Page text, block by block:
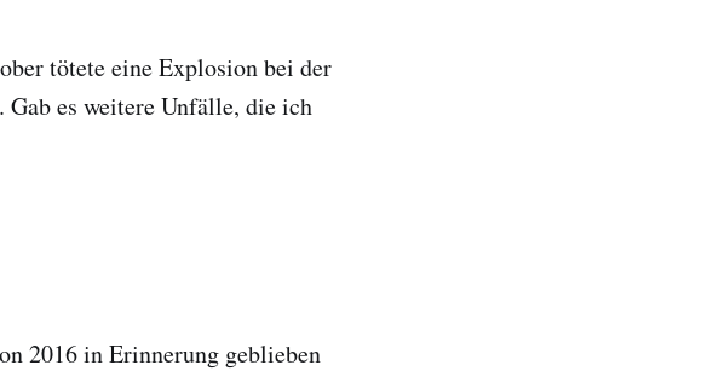
tötete eine Explosion bei der
Gab es weitere Unfälle, die ich
2016 in Erinnerung geblieben